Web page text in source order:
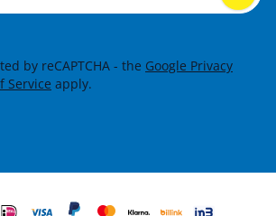
by reCAPTCHA - the Google Privacy
Service apply.